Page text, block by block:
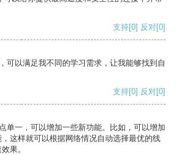
支持[0] 反对[0]
可以满足我不同的学习需求，让我能够找到自
支持[0] 反对[0]
单一，可以增加一些新功能。比如，可以增加
这样就可以根据网络情况自动选择最优的线
果。